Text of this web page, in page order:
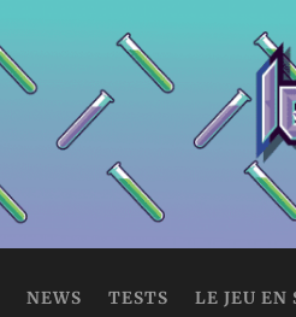
NEWS TESTS LE JEU EN